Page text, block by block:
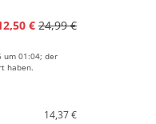
€ 24,99 €
um 01:04; der
haben.
14,37 €